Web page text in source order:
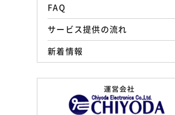
FAQ
サービス提供の流れ
新着情報